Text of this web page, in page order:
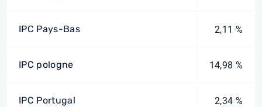
IPC Pays-Bas 2,11 %
IPC pologne 14,98 %
IPC Portugal 2,34 %